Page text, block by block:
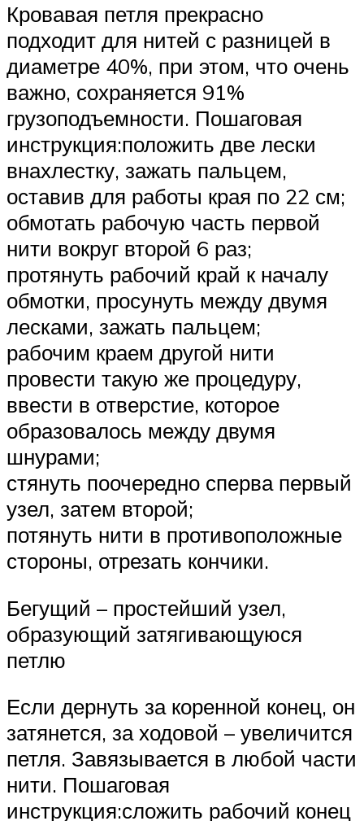
Кровавая петля прекрасно
подходит для нитей с разницей в
диаметре 40%, при этом, что очень
важно, сохраняется 91%
грузоподъемности. Пошаговая
инструкция:положить две лески
внахлестку, зажать пальцем,
оставив для работы края по 22 см;
обмотать рабочую часть первой
нити вокруг второй 6 раз;
протянуть рабочий край к началу
обмотки, просунуть между двумя
лесками, зажать пальцем;
рабочим краем другой нити
провести такую же процедуру,
ввести в отверстие, которое
образовалось между двумя
шнурами;
стянуть поочередно сперва первый
узел, затем второй;
потянуть нити в противоположные
стороны, отрезать кончики.
Бегущий – простейший узел,
образующий затягивающуюся
петлю
Если дернуть за коренной конец, он
затянется, за ходовой – увеличится
петля. Завязывается в любой части
нити. Пошаговая
инструкция:сложить рабочий конец